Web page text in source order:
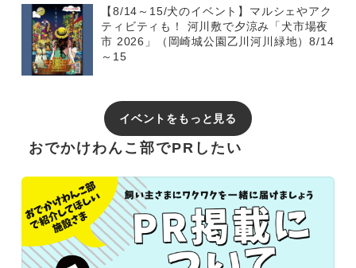
【8/14～15/犬のイベント】マルシェやアク
ティビティも！ 河川敷で夕涼み「犬市場夜
市 2026」（岡崎城公園乙川河川緑地）8/14
～15
イベントをもっと見る
おでかけわんこ部でPRしたい